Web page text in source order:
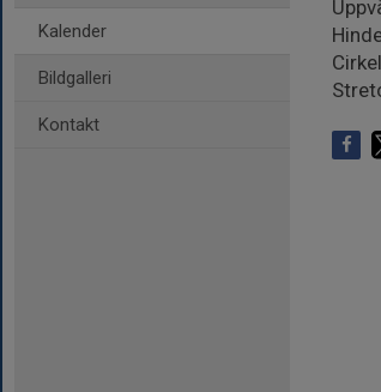
Kalender
Bildgalleri
Kontakt